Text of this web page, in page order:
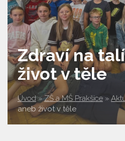
Zdraví na
život v těle
Úvod » ZŠ a MŠ Prakšice »
aneb život v těle